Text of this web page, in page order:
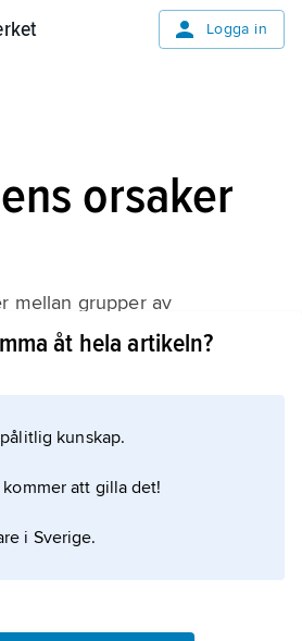
Logga in
orsaker
mellan grupper av
i sig någon orsak till rasism,
eller reaktioner på sociala
en teori leder frustration ofta
åt hela artikeln?
kunskap.
att gilla det!
i Sverige.